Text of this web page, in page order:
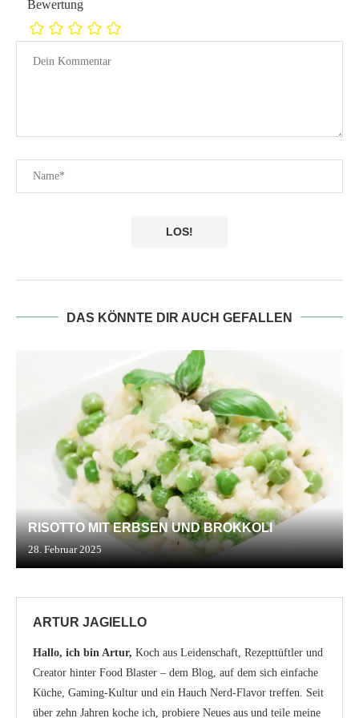
Bewertung
DAS KÖNNTE DIR AUCH GEFALLEN
RISOTTO MIT ERBSEN UND BROKKOLI
28. Februar 2025
ARTUR JAGIELLO
Hallo, ich bin Artur, Koch aus Leidenschaft, Rezepttüftler und
Creator hinter Food Blaster – dem Blog, auf dem sich einfache
Küche, Gaming-Kultur und ein Hauch Nerd-Flavor treffen. Seit
über zehn Jahren koche ich, probiere Neues aus und teile meine